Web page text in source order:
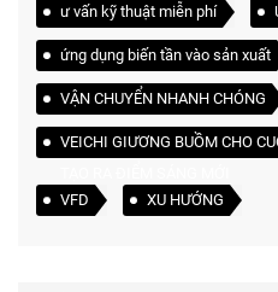
ư vấn kỹ thuật miễn phí
ứng dụng biến tần vào sản xuất
VẬN CHUYỂN NHANH CHÓNG
VEICHI GIƯƠNG BUỒM CHO
VFD
XU HƯỚNG